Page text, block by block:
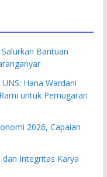
Bantuan
Hana Wardani
untuk Pemugaran
2026, Capaian
Integritas Karya